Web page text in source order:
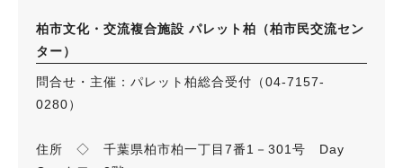
柏市文化・交流複合施設 パレット柏（柏市民交流セン
ター）
問合せ・主催：パレット柏総合受付（04-7157-
0280）
住所 ◇ 千葉県柏市柏一丁目7番1－301号 Day